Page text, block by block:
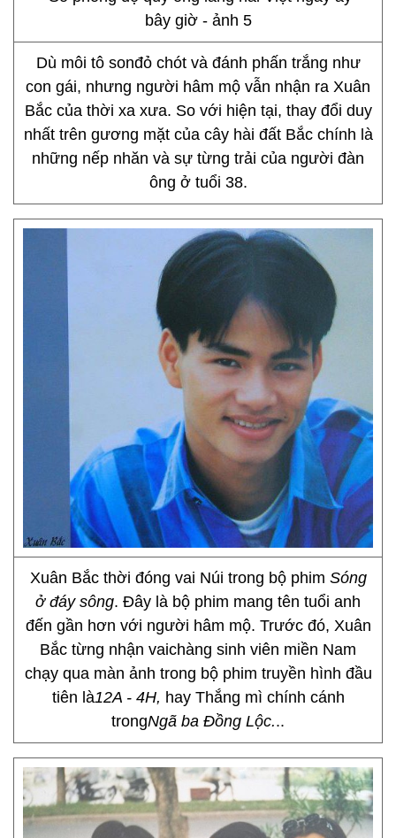
Dù môi tô sonđỏ chót và đánh phấn trắng như
con gái, nhưng người hâm mộ vẫn nhận ra Xuân
Bắc của thời xa xưa. So với hiện tại, thay đổi duy
nhất trên gương mặt của cây hài đất Bắc chính là
những nếp nhăn và sự từng trải của người đàn
ông ở tuổi 38.
Xuân Bắc thời đóng vai Núi trong bộ phim Sóng
ở đáy sông. Đây là bộ phim mang tên tuổi anh
đến gần hơn với người hâm mộ. Trước đó, Xuân
Bắc từng nhận vaichàng sinh viên miền Nam
chạy qua màn ảnh trong bộ phim truyền hình đầu
tiên là12A - 4H, hay Thắng mì chính cánh
trongNgã ba Đồng Lộc...